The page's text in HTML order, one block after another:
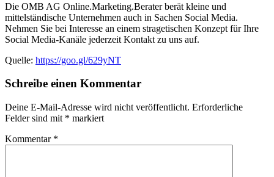
Die OMB AG Online.Marketing.Berater berät kleine und
mittelständische Unternehmen auch in Sachen Social Media.
Nehmen Sie bei Interesse an einem stragetischen Konzept für Ihre
Social Media-Kanäle jederzeit Kontakt zu uns auf.
Quelle: https://goo.gl/629yNT
Schreibe einen Kommentar
Deine E-Mail-Adresse wird nicht veröffentlicht. Erforderliche
Felder sind mit * markiert
Kommentar *